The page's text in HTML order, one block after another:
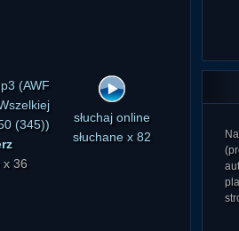
36
słuchaj online